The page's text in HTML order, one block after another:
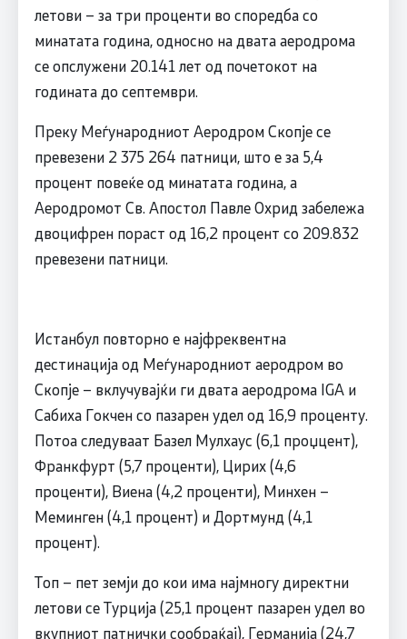
летови – за три проценти во споредба со
минатата година, односно на двата аеродрома
се опслужени 20.141 лет од почетокот на
годината до септември.
Преку Меѓународниот Аеродром Скопјe се
превезени 2 375 264 патници, што е за 5,4
процент повеќе од минатата година, а
Аеродромот Св. Апостол Павле Охрид забележа
двоцифрен пораст од 16,2 процент со 209.832
превезени патници.
Истанбул повторно е најфреквентна
дестинација од Меѓународниот аеродром во
Скопјe – вклучувајќи ги двата аеродрома IGA и
Сабиха Гокчен со пазарен удел од 16,9 проценту.
Потоа следуваат Базел Мулхаус (6,1 проџцент),
Франкфурт (5,7 проценти), Цирих (4,6
проценти), Виена (4,2 проценти), Минхен –
Меминген (4,1 процент) и Дортмунд (4,1
процент).
Топ – пет земји до кои има најмногу директни
летови се Турција (25,1 процент пазарен удел во
вкупниот патнички сообраќај), Германија (24,7